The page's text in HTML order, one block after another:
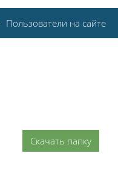
Скачать папку
Пользователи на сайте